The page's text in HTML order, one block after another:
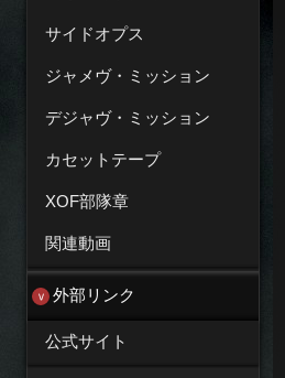
サイドオプス
ジャメヴ・ミッション
デジャヴ・ミッション
カセットテープ
XOF部隊章
関連動画
外部リンク
公式サイト